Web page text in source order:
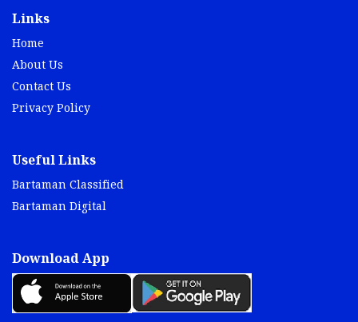
Links
Home
About Us
Contact Us
Privacy Policy
Useful Links
Bartaman Classified
Bartaman Digital
Download App